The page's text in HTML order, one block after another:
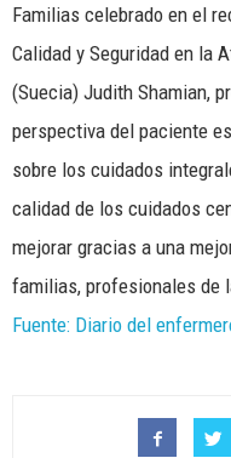
Familias celebrado en el
Calidad y Seguridad en la
(Suecia) Judith Shamian,
perspectiva del paciente
sobre los cuidados
calidad de los cuidados
mejorar gracias a una
familias, profesionales de
Fuente: Diario del